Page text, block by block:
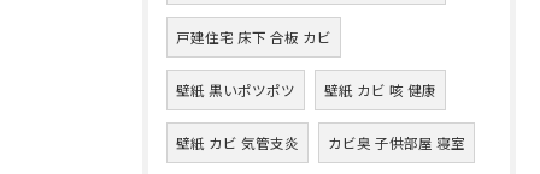
戸建住宅 床下 合板 カビ
壁紙 黒いポツポツ 壁紙 カビ 咳 健康
壁紙 カビ 気管支炎 カビ臭 子供部屋 寝室